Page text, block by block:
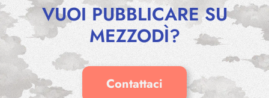
VUOI PUBBLICARE SU
MEZZODÌ?
Contattaci